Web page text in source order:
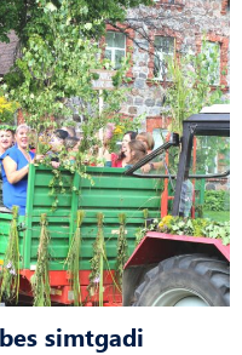
simtgadi